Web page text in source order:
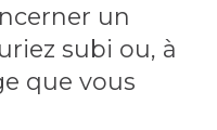
un
subi ou, à
que vous